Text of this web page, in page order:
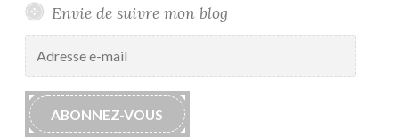
Envie de suivre mon blog
ABONNEZ-VOUS